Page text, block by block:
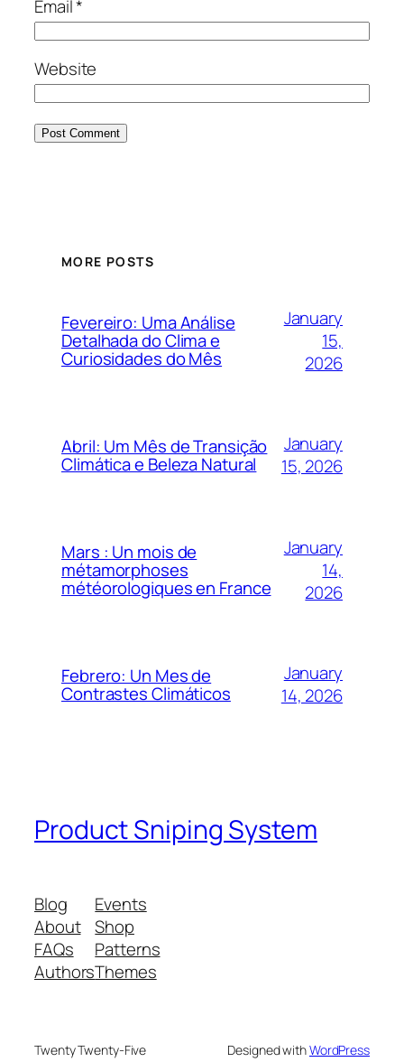
Email*
Website
MORE POSTS
Fevereiro: Uma Análise
Detalhada do Clima e
Curiosidades do Mês
January
15,
2026
Abril: Um Mês de Transição
Climática e Beleza Natural
January
15, 2026
Mars : Un mois de
métamorphoses
météorologiques en France
January
14,
2026
Febrero: Un Mes de
Contrastes Climáticos
January
14, 2026
Product Sniping System
Blog
About
FAQs
Authors
Events
Shop
Patterns
Themes
Twenty Twenty-Five Designed withWordPress